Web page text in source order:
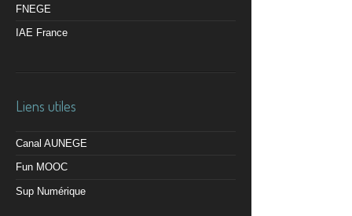
FNEGE
IAE France
Liens utiles
Canal AUNEGE
Fun MOOC
Sup Numérique